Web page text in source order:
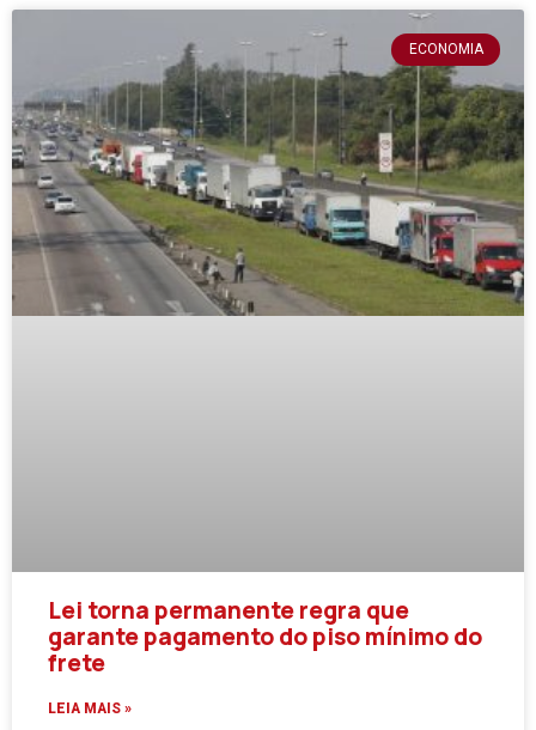
ECONOMIA
Lei torna permanente regra que
garante pagamento do piso mínimo do
frete
LEIA MAIS »